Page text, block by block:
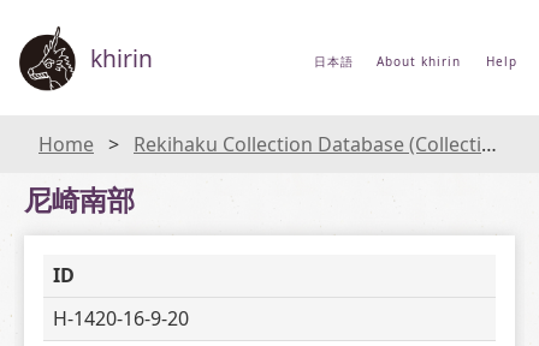
khirin 日本語 About khirin Help
Home Rekihaku Collection Database (Collections Database of the National Museum of Japanese History)
尼崎南部
ID
H-1420-16-9-20